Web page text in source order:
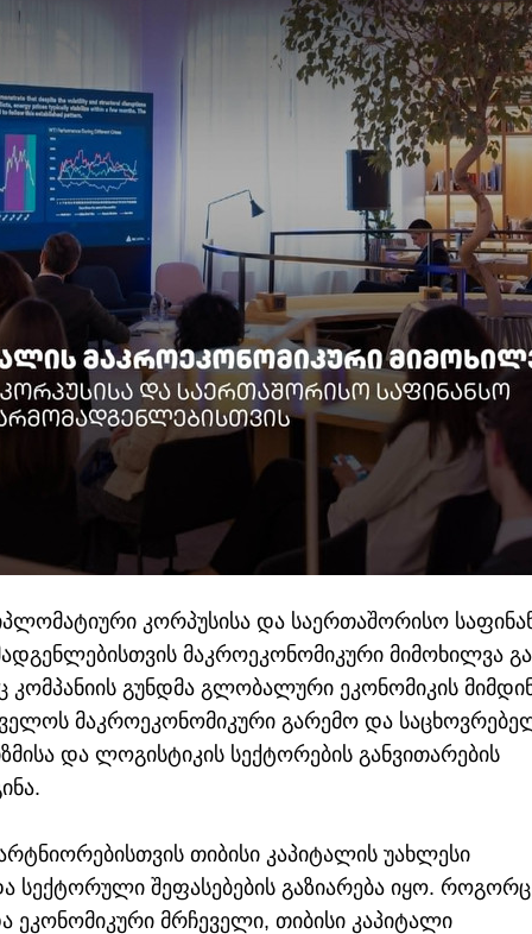
კორპუსისა და საერთაშორისო
მაკროეკონომიკური მიმოხილვა
გუნდმა გლობალური ეკონომიკის
მაკროეკონომიკური გარემო და
და ლოგისტიკის სექტორების განვითარების
თიბისი კაპიტალის უახლესი
სექტორული შეფასებების გაზიარება იყო. როგორც
ეკონომიკური მრჩეველი, თიბისი კაპიტალი